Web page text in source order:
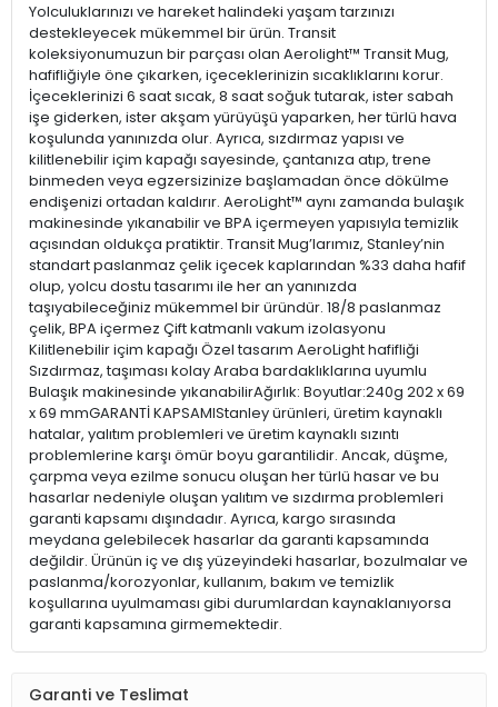
Yolculuklarınızı ve hareket halindeki yaşam tarzınızı
destekleyecek mükemmel bir ürün. Transit
koleksiyonumuzun bir parçası olan Aerolight™ Transit Mug,
hafifliğiyle öne çıkarken, içeceklerinizin sıcaklıklarını korur.
İçeceklerinizi 6 saat sıcak, 8 saat soğuk tutarak, ister sabah
işe giderken, ister akşam yürüyüşü yaparken, her türlü hava
koşulunda yanınızda olur. Ayrıca, sızdırmaz yapısı ve
kilitlenebilir içim kapağı sayesinde, çantanıza atıp, trene
binmeden veya egzersizinize başlamadan önce dökülme
endişenizi ortadan kaldırır. AeroLight™ aynı zamanda bulaşık
makinesinde yıkanabilir ve BPA içermeyen yapısıyla temizlik
açısından oldukça pratiktir. Transit Mug’larımız, Stanley’nin
standart paslanmaz çelik içecek kaplarından %33 daha hafif
olup, yolcu dostu tasarımı ile her an yanınızda
taşıyabileceğiniz mükemmel bir üründür. 18/8 paslanmaz
çelik, BPA içermez Çift katmanlı vakum izolasyonu
Kilitlenebilir içim kapağı Özel tasarım AeroLight hafifliği
Sızdırmaz, taşıması kolay Araba bardaklıklarına uyumlu
Bulaşık makinesinde yıkanabilirAğırlık: Boyutlar:240g 202 x 69
x 69 mmGARANTİ KAPSAMIStanley ürünleri, üretim kaynaklı
hatalar, yalıtım problemleri ve üretim kaynaklı sızıntı
problemlerine karşı ömür boyu garantilidir. Ancak, düşme,
çarpma veya ezilme sonucu oluşan her türlü hasar ve bu
hasarlar nedeniyle oluşan yalıtım ve sızdırma problemleri
garanti kapsamı dışındadır. Ayrıca, kargo sırasında
meydana gelebilecek hasarlar da garanti kapsamında
değildir. Ürünün iç ve dış yüzeyindeki hasarlar, bozulmalar ve
paslanma/korozyonlar, kullanım, bakım ve temizlik
koşullarına uyulmaması gibi durumlardan kaynaklanıyorsa
garanti kapsamına girmemektedir.
Garanti ve Teslimat